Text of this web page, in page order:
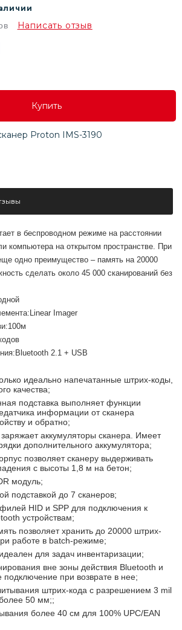
Написать отзыв
Купить
Купить
Proton IMS-3190
в беспроводном режиме на расстоянии
компьютера на открытом пространстве. При
одно преимущество – память на 20000
сделать около 45 000 сканирований без
Imager
2.1 + USB
идеально напечатанные штрих-коды,
качества;
подставка выполняет функции
информации от сканера
и обратно;
аккумуляторы сканера. Имеет
дополнительного аккумулятора;
позволяет сканеру выдерживать
с высоты 1,8 м на бетон;
модуль;
подставкой до 7 сканеров;
HID и SPP для подключения к
устройствам;
позволяет хранить до 20000 штрих-
работе в batch-режиме;
для задач инвентаризации;
вне зоны действия Bluetooth и
подключение при возврате в нее;
штрих-кода с разрешением 3 mil
50 мм;;
более 40 см для 100% UPC/EAN